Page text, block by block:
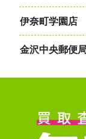
伊奈町学園店
金沢中央郵便